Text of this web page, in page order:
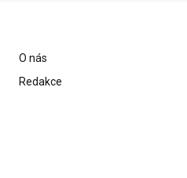
O nás
Redakce